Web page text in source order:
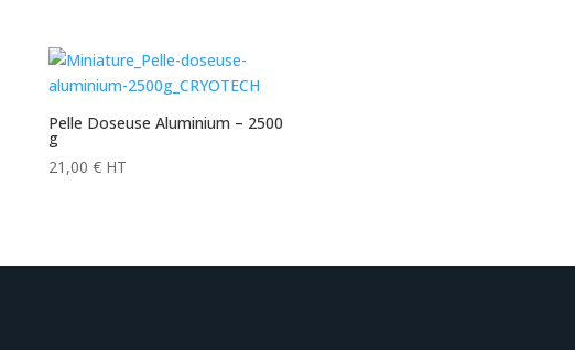
Pelle Doseuse Aluminium – 2500
g
21,00 € HT